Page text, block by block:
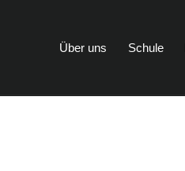
Über uns Schule